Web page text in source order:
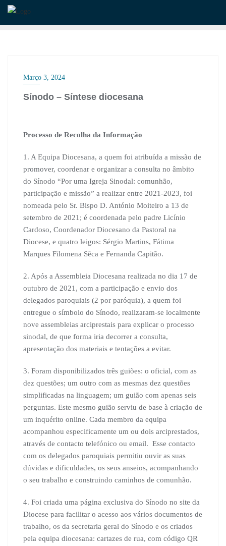
Skip
Março 3, 2024
Sínodo – Síntese diocesana
Processo de Recolha da Informação
1. A Equipa Diocesana, a quem foi atribuída a missão de
promover, coordenar e organizar a consulta no âmbito
do Sínodo “Por uma Igreja Sinodal: comunhão,
participação e missão” a realizar entre 2021-2023, foi
nomeada pelo Sr. Bispo D. António Moiteiro a 13 de
setembro de 2021; é coordenada pelo padre Licínio
Cardoso, Coordenador Diocesano da Pastoral na
Diocese, e quatro leigos: Sérgio Martins, Fátima
Marques Filomena Sêca e Fernanda Capitão.
2. Após a Assembleia Diocesana realizada no dia 17 de
outubro de 2021, com a participação e envio dos
delegados paroquiais (2 por paróquia), a quem foi
entregue o símbolo do Sínodo, realizaram-se localmente
nove assembleias arciprestais para explicar o processo
sinodal, de que forma iria decorrer a consulta,
apresentação dos materiais e tentações a evitar.
3. Foram disponibilizados três guiões: o oficial, com as
dez questões; um outro com as mesmas dez questões
simplificadas na linguagem; um guião com apenas seis
perguntas. Este mesmo guião serviu de base à criação de
um inquérito online. Cada membro da equipa
acompanhou especificamente um ou dois arciprestados,
através de contacto telefónico ou email. Esse contacto
com os delegados paroquiais permitiu ouvir as suas
dúvidas e dificuldades, os seus anseios, acompanhando
o seu trabalho e construindo caminhos de comunhão.
4. Foi criada uma página exclusiva do Sínodo no site da
Diocese para facilitar o acesso aos vários documentos de
trabalho, os da secretaria geral do Sínodo e os criados
pela equipa diocesana: cartazes de rua, com código QR